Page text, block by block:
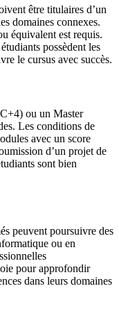
être titulaires d’un
domaines connexes.
équivalent est requis.
possèdent les
le cursus avec succès.
ou un Master
Les conditions de
avec un score
d’un projet de
sont bien
peuvent poursuivre des
ou en
pour approfondir
dans leurs domaines